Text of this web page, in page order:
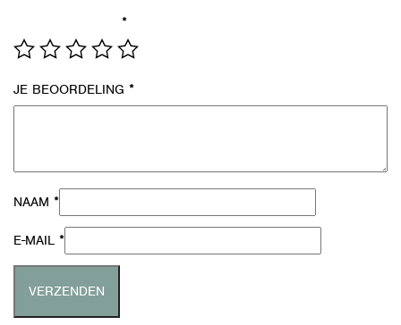
*
JE BEOORDELING *
NAAM *
E-MAIL *